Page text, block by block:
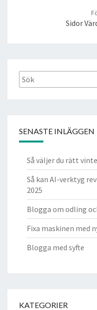
Sidor
Search
for:
SENASTE INLÄGGEN
Så väljer du rätt
Så kan AI-verktyg
2025
Blogga om odling
Fixa maskinen med
Blogga med syfte
KATEGORIER